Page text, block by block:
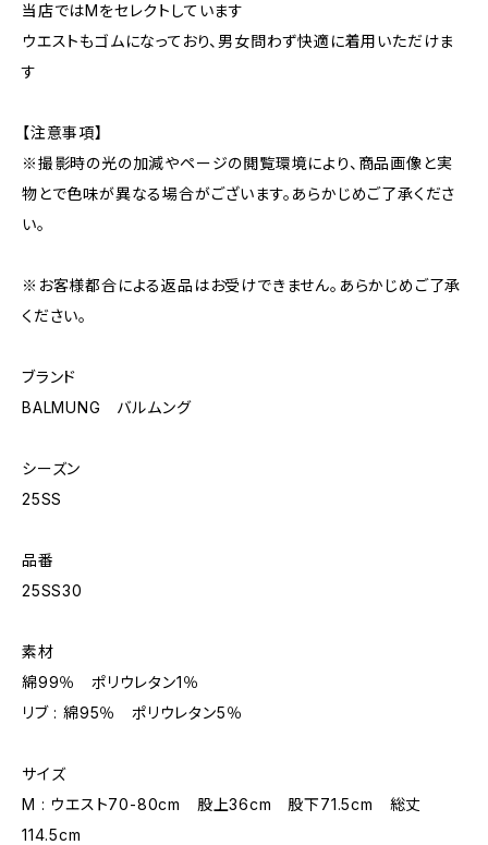
当店ではMをセレクトしています
ウエストもゴムになっており、男女問わず快適に着用いただけま
す
【注意事項】
※撮影時の光の加減やページの閲覧環境により、商品画像と実
物とで色味が異なる場合がございます。あらかじめご了承くださ
い。
※お客様都合による返品はお受けできません。あらかじめご了承
ください。
ブランド
BALMUNG バルムング
シーズン
25SS
品番
25SS30
素材
綿99％ ポリウレタン1％
リブ : 綿95％ ポリウレタン5％
サイズ
M : ウエスト70-80cm 股上36cm 股下71.5cm 総丈
114.5cm